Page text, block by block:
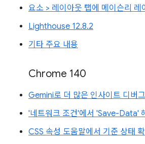
요소 > 레이아웃 탭에 메이슨리 레
Lighthouse 12.8.2
기타 주요 내용
Chrome 140
Gemini로 더 많은 인사이트 디버그
'네트워크 조건'에서 'Save-Data'
CSS 속성 도움말에서 기준 상태 확